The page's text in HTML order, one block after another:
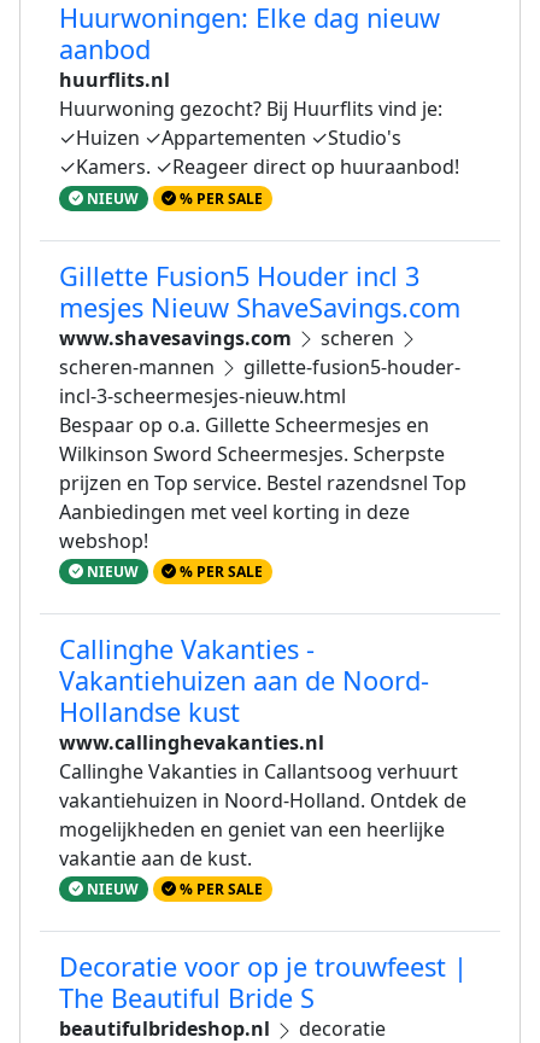
Huurwoningen: Elke dag nieuw
aanbod
huurflits.nl
Huurwoning gezocht? Bij Huurflits vind je:
✓Huizen ✓Appartementen ✓Studio's
✓Kamers. ✓Reageer direct op huuraanbod!
NIEUW % PER SALE
Gillette Fusion5 Houder incl 3
mesjes Nieuw ShaveSavings.com
www.shavesavings.com
scheren
scheren-mannen
gillette-fusion5-houder-
incl-3-scheermesjes-nieuw.html
Bespaar op o.a. Gillette Scheermesjes en
Wilkinson Sword Scheermesjes. Scherpste
prijzen en Top service. Bestel razendsnel Top
Aanbiedingen met veel korting in deze
webshop!
NIEUW % PER SALE
Callinghe Vakanties -
Vakantiehuizen aan de Noord-
Hollandse kust
www.callinghevakanties.nl
Callinghe Vakanties in Callantsoog verhuurt
vakantiehuizen in Noord-Holland. Ontdek de
mogelijkheden en geniet van een heerlijke
vakantie aan de kust.
NIEUW % PER SALE
Decoratie voor op je trouwfeest |
The Beautiful Bride S
beautifulbrideshop.nl
decoratie